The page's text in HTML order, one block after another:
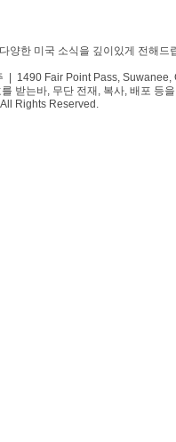
양한 미국 소식을 깊이있게 전해드
| 1490 Fair Point Pass, Suwanee,
받는바, 무단 전재, 복사, 배포 등
Rights Reserved.